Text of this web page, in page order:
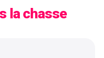
la chasse